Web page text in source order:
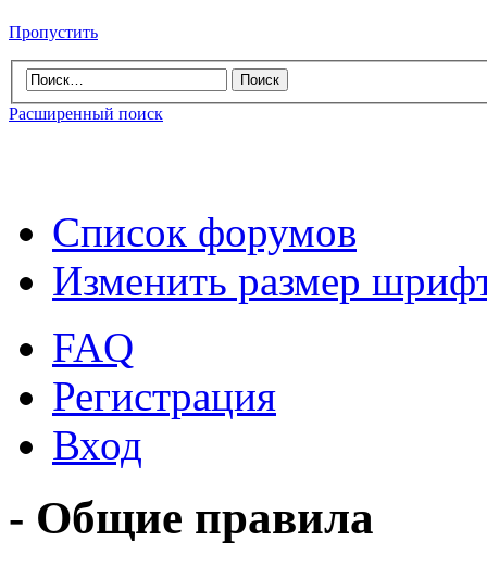
Пропустить
Расширенный поиск
Список форумов
Изменить размер
FAQ
Регистрация
Вход
- Общие правила